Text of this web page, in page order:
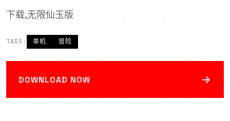
下载,无限仙玉版
TAGS: 单机 冒险
DOWNLOAD NOW →